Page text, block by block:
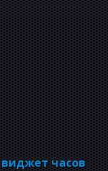
виджет часов